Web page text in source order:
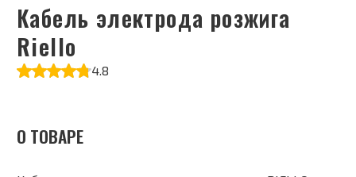
Кабель электрода розжига
Riello
4.8
О ТОВАРЕ